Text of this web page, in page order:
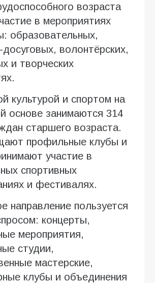
возраста
в мероприятиях
образовательных,
досуговых, волонтёрских,
и творческих
культурой и спортом на
основе занимаются 314
старшего возраста.
профильные клубы и
участие в
спортивных
и фестивалях.
направление пользуется
концерты,
мероприятия,
студии,
мастерские,
клубы и объединения